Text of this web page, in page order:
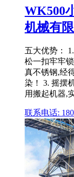
WK500
机械有
五大优势：
松一扣牢牢
真不锈钢,经
染！ 3. 摇摆
用搬起机器,
联系电话: 180